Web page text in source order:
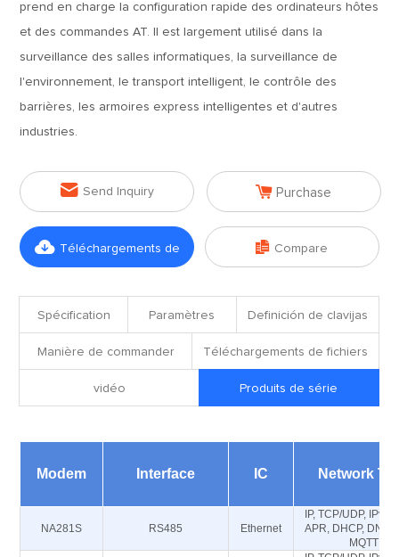
prend en charge la configuration rapide des ordinateurs hôtes
et des commandes AT. Il est largement utilisé dans la
surveillance des salles informatiques, la surveillance de
l'environnement, le transport intelligent, le contrôle des
barrières, les armoires express intelligentes et d'autres
industries.
 Send Inquiry  Purchase
 Téléchargements de  Compare
Spécification Paramètres Definición de clavijas
Manière de commander Téléchargements de fichiers
vidéo Produits de série
Modem Interface IC Network
NA281S RS485 Ethernet
IP, TCP/UDP, IPv4,
APR, DHCP, DNS,
MQTT